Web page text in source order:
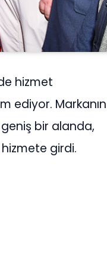
hizmet
ediyor. Markanın
geniş bir alanda,
girdi.